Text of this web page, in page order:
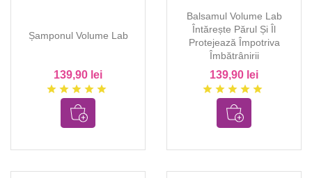
Șamponul Volume Lab
139,90 lei
star star star star star
Balsamul Volume Lab
Întărește Părul Și Îl
Protejează Împotriva
Îmbătrânirii
139,90 lei
star star star star star